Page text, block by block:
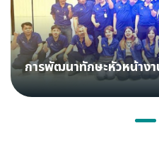
การพัฒนาทักษะหัวหน้าง
SP Metal Works